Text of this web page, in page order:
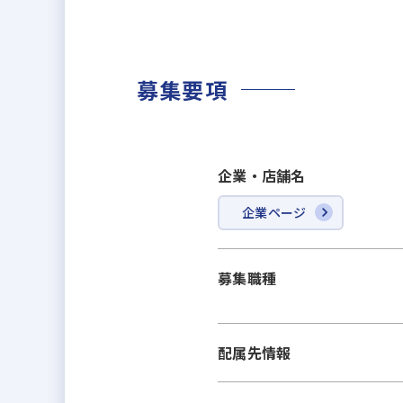
募集要項
企業・店舗名
企業ページ
募集職種
配属先情報